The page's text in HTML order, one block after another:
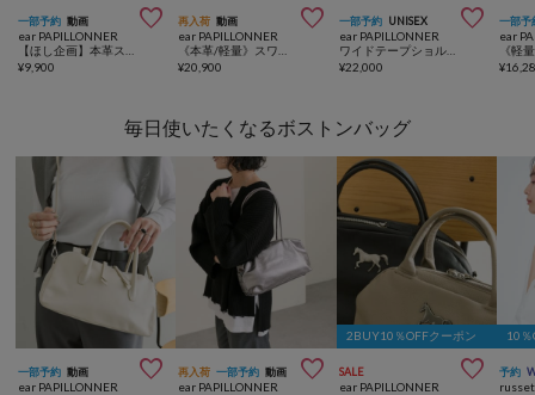
一部予約 動画 
ear PAPILLONNER
¥9,900
再入荷 動画 
ear PAPILLONNER
¥20,900
一部予約 UNISEX 
ear PAPILLONNER
ワイドテープショルダーバッグ《本革/軽量470g/ボディバッグ/500mlペットボトルも入る！/ユニセックス》
¥22,000
一部予
ear
¥
毎日使いたくなるボストンバッグ
一部予約 動画 
ear PAPILLONNER
再入荷 一部予約 動画 
ear PAPILLONNER
2BUY10％OFFクーポン
SALE 
ear PAPILLONNER
10％
予約
russet